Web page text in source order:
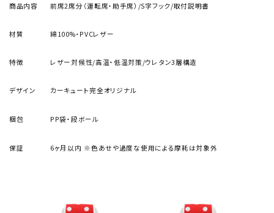
商品内容 前席2席分（運転席・助手席）/S字フック/取付説明書
材質 綿100%・PVCレザー
特徴 レザー対候性/高温・低温対策/ウレタン3層構造
デザイン カーキュート完全オリジナル
梱包 PP袋・段ボール
保証 6ヶ月以内 ※色あせや過度な使用による摩耗は対象外